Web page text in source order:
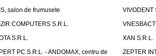
salon de frumusete
VIVODENT
COMPUTERS S.R.L.
S.R.L.
XAN S.R.L.
PC S.R.L. - ANDOMAX, centru de
ZEPTER